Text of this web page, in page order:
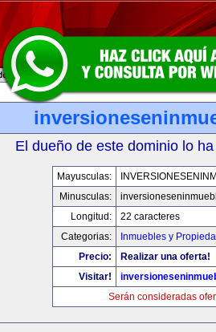
El dueño de este dominio lo
Mayusculas:
Minusculas:
Longitud:
22 caracteres
Categorias:
Inmuebles y
Precio:
Realizar una oferta!
Visitar!
Serán consideradas